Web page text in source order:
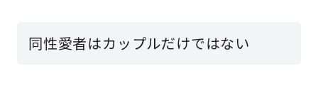
同性愛者はカップルだけではない